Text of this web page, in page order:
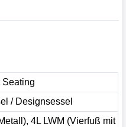
Seating
/ Designsessel
4L LWM (Vierfuß mit